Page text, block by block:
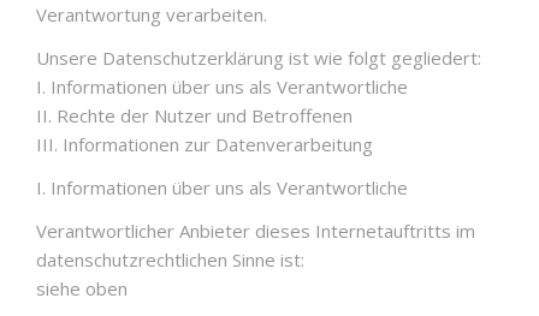
Verantwortung verarbeiten.
Unsere Datenschutzerklärung ist wie folgt gegliedert:
I. Informationen über uns als Verantwortliche
II. Rechte der Nutzer und Betroffenen
III. Informationen zur Datenverarbeitung
I. Informationen über uns als Verantwortliche
Verantwortlicher Anbieter dieses Internetauftritts im
datenschutzrechtlichen Sinne ist:
siehe oben